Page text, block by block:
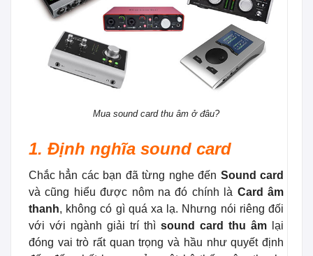
Mua sound card thu âm ở đâu?
1. Định nghĩa sound card
Chắc hẳn các bạn đã từng nghe đến Sound card
và cũng hiểu được nôm na đó chính là Card âm
thanh, không có gì quá xa lạ. Nhưng nói riêng đối
với với ngành giải trí thì sound card thu âm lại
đóng vai trò rất quan trọng và hầu như quyết định